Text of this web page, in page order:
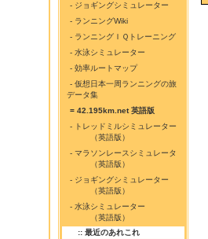
- ジョギングシミュレーター
- ランニングWiki
- ランニングＩＱトレーニング
- 水泳シミュレーター
- 効率ルートマップ
- 仮想日本一周ランニングの旅
データ集
= 42.195km.net 英語版
- トレッドミルシミュレーター
（英語版）
- マラソンレースシミュレータ
（英語版）
- ジョギングシミュレーター
（英語版）
- 水泳シミュレーター
（英語版）
:: 最近のあれこれ